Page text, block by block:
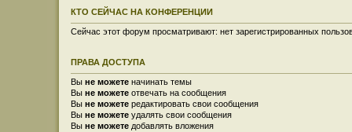
КТО СЕЙЧАС НА КОНФЕРЕНЦИИ
Сейчас этот форум просматривают: нет зарегистрированных
ПРАВА ДОСТУПА
Вы не можете начинать темы
Вы не можете отвечать на сообщения
Вы не можете редактировать свои сообщения
Вы не можете удалять свои сообщения
Вы не можете добавлять вложения